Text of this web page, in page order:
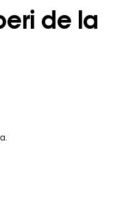
de la